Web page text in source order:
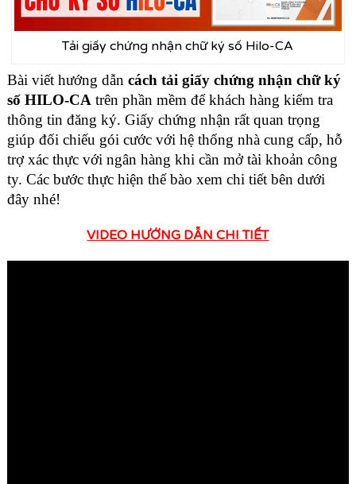
Tải giấy chứng nhận chữ ký số Hilo-CA
Bài viết hướng dẫn cách tải giấy chứng nhận chữ ký
số HILO-CAtrên phần mềm để khách hàng kiểm tra
thông tin đăng ký. Giấy chứng nhận rất quan trọng
giúp đối chiếu gói cước với hệ thống nhà cung cấp, hỗ
trợ xác thực với ngân hàng khi cần mở tài khoản công
ty. Các bước thực hiện thế bào xem chi tiết bên dưới
đây nhé!
VIDEO HƯỚNG DẪN CHI TIẾT